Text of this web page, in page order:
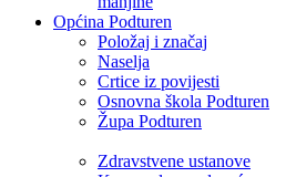
Općina Podturen
Položaj i značaj
Naselja
Crtice iz povijesti
Osnovna škola Podturen
Župa Podturen
Zdravstvene ustanove